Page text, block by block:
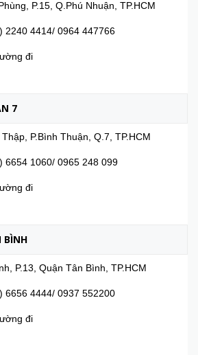
P.15, Q.Phú Nhuận, TP.HCM
2240 4414/ 0964 447766
đi
7
P.Bình Thuận, Q.7, TP.HCM
6654 1060/ 0965 248 099
đi
BÌNH
P.13, Quận Tân Bình, TP.HCM
6656 4444/ 0937 552200
đi